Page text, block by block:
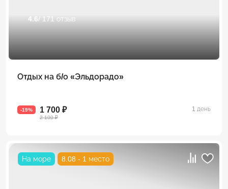
4.6/ 171 отзыв
Отдых на б/о «Эльдорадо»
-19% 1 700 ₽
2 100 ₽
1 день
На море 8.08 - 1 место